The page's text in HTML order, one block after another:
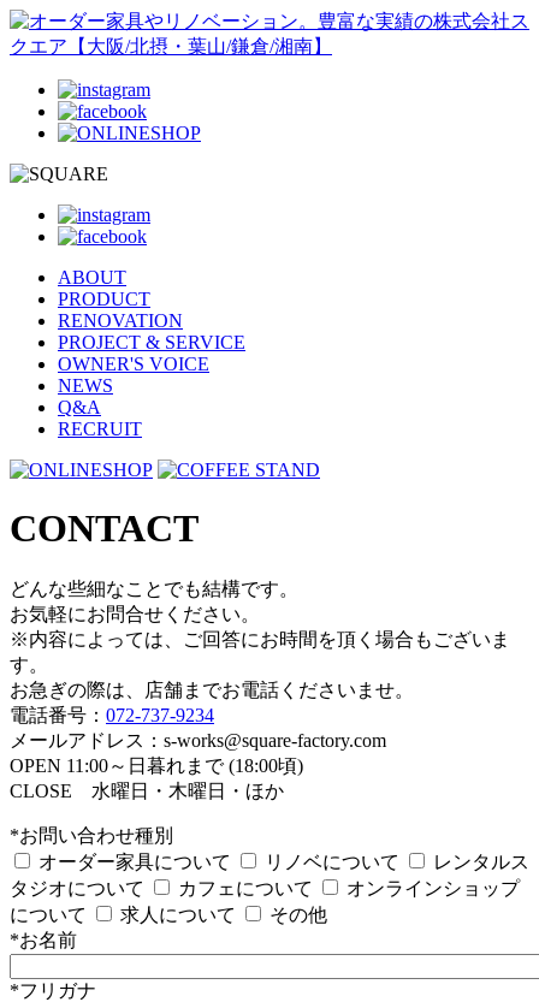
ABOUT
PRODUCT
RENOVATION
PROJECT & SERVICE
OWNER'S VOICE
NEWS
Q&A
RECRUIT
CONTACT
どんな些細なことでも結構です。
お気軽にお問合せください。
※内容によっては、ご回答にお時間を頂く場合もございま
す。
お急ぎの際は、店舗までお電話くださいませ。
電話番号： 072-737-9234
メールアドレス：s-works@square-factory.com
OPEN 11:00～日暮れまで (18:00頃)
CLOSE 水曜日・木曜日・ほか
*お問い合わせ種別
オーダー家具について
リノベについて
レンタルス
タジオについて
カフェについて
オンラインショップ
について
求人について
その他
*お名前
*フリガナ